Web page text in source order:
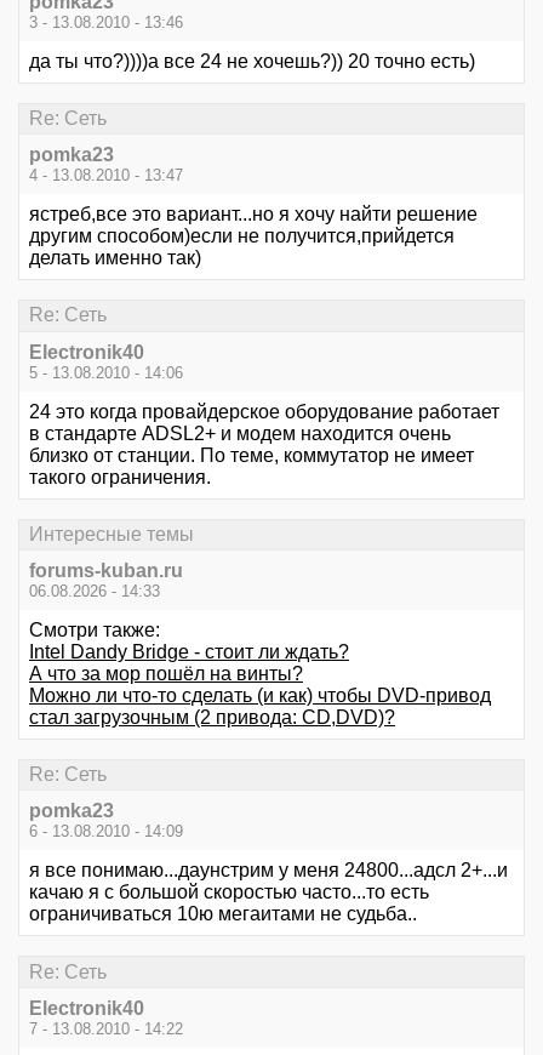
3 - 13.08.2010 - 13:46
да ты что?))))а все 24 не хочешь?)) 20 точно есть)
Re: Сеть
pomka23
4 - 13.08.2010 - 13:47
ястреб,все это вариант...но я хочу найти решение
другим способом)если не получится,прийдется
делать именно так)
Re: Сеть
Electronik40
5 - 13.08.2010 - 14:06
24 это когда провайдерское оборудование работает
в стандарте ADSL2+ и модем находится очень
близко от станции. По теме, коммутатор не имеет
такого ограничения.
Интересные темы
forums-kuban.ru
06.08.2026 - 14:33
Смотри также:
Intel Dandy Bridge - стоит ли ждать?
А что за мор пошёл на винты?
Можно ли что-то сделать (и как) чтобы DVD-привод
стал загрузочным (2 привода: CD,DVD)?
Re: Сеть
pomka23
6 - 13.08.2010 - 14:09
я все понимаю...даунстрим у меня 24800...адсл 2+...и
качаю я с большой скоростью часто...то есть
ограничиваться 10ю мегаитами не судьба..
Re: Сеть
Electronik40
7 - 13.08.2010 - 14:22